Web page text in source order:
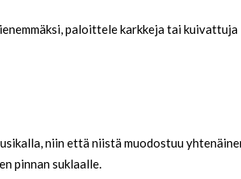
paloittele karkkeja tai kuivattuja
niin että niistä muodostuu
pinnan suklaalle.